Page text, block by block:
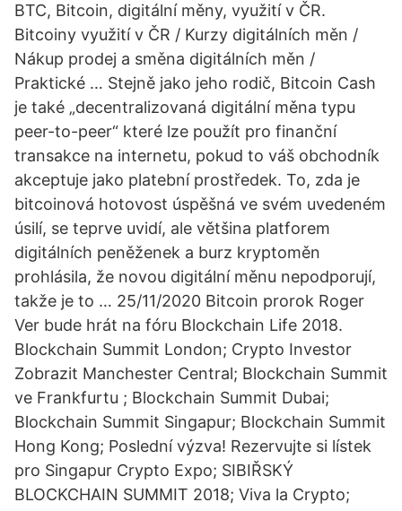
BTC, Bitcoin, digitální měny, využití v ČR.
Bitcoiny využití v ČR / Kurzy digitálních měn /
Nákup prodej a směna digitálních měn /
Praktické … Stejně jako jeho rodič, Bitcoin Cash
je také „decentralizovaná digitální měna typu
peer-to-peer“ které lze použít pro finanční
transakce na internetu, pokud to váš obchodník
akceptuje jako platební prostředek. To, zda je
bitcoinová hotovost úspěšná ve svém uvedeném
úsilí, se teprve uvidí, ale většina platforem
digitálních peněženek a burz kryptoměn
prohlásila, že novou digitální měnu nepodporují,
takže je to … 25/11/2020 Bitcoin prorok Roger
Ver bude hrát na fóru Blockchain Life 2018.
Blockchain Summit London; Crypto Investor
Zobrazit Manchester Central; Blockchain Summit
ve Frankfurtu ; Blockchain Summit Dubai;
Blockchain Summit Singapur; Blockchain Summit
Hong Kong; Poslední výzva! Rezervujte si lístek
pro Singapur Crypto Expo; SIBIŘSKÝ
BLOCKCHAIN SUMMIT 2018; Viva la Crypto;